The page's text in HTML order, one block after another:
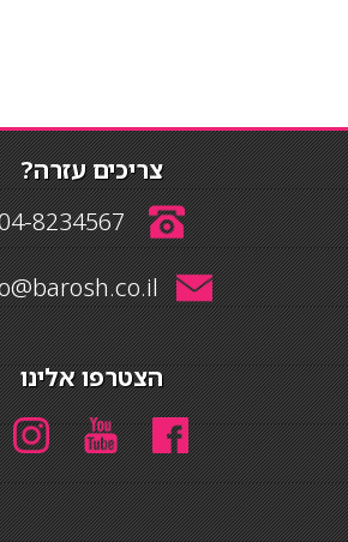
צריכים עזרה?
04-8234567
הצטרפו אלינו